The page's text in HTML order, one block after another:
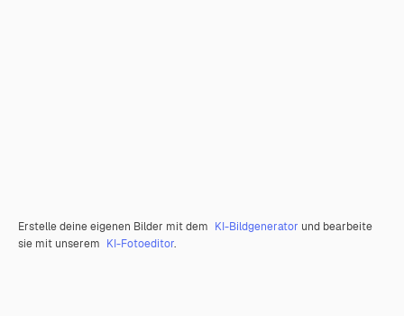
Erstelle deine eigenen Bilder mit dem KI-Bildgenerator und bearbeite
sie mit unserem KI-Fotoeditor.